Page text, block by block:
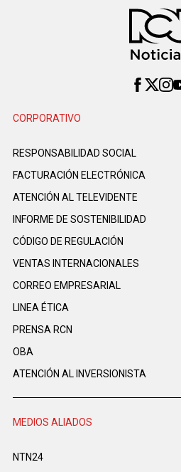
CORPORATIVO
RESPONSABILIDAD SOCIAL
FACTURACIÓN ELECTRÓNICA
ATENCIÓN AL TELEVIDENTE
INFORME DE SOSTENIBILIDAD
CÓDIGO DE REGULACIÓN
VENTAS INTERNACIONALES
CORREO EMPRESARIAL
LINEA ÉTICA
PRENSA RCN
OBA
ATENCIÓN AL INVERSIONISTA
MEDIOS ALIADOS
NTN24